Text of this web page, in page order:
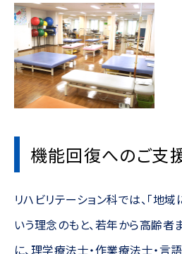
機能回復へのご支
リハビリテーション科では、「地
いう理念のもと、若年から高齢
に、理学療法士・作業療法士・言